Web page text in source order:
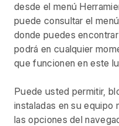
desde el menú
puede consultar el
donde puedes
podrá en cualquier
que funcionen en este
Puede usted permitir,
instaladas en su equipo
las opciones del